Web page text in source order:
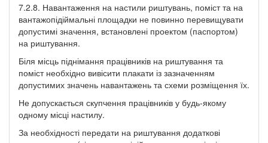
7.2.8. Навантаження на настили риштувань, поміст та на
вантажопідіймальні площадки не повинно перевищувати
допустимі значення, встановлені проектом (паспортом)
на риштування.
Біля місць піднімання працівників на риштування та
поміст необхідно вивісити плакати із зазначенням
допустимих значень навантажень та схеми розміщення їх.
Не допускається скупчення працівників у будь-якому
одному місці настилу.
За необхідності передати на риштування додаткові